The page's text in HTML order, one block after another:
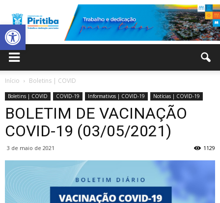
Abrir a barra de ferramentas
Municipal
Piritiba
Início Boletins | COVID
Boletins | COVID COVID-19 Informativos | COVID-19 Notícias | COVID-19
BOLETIM DE VACINAÇÃO
COVID-19 (03/05/2021)
3 de maio de 2021 1129